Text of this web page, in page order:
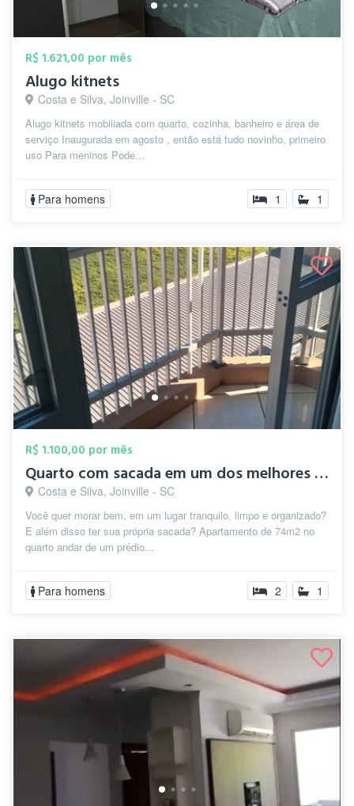
R$ 1.621,00 por mês
Alugo kitnets
Costa e Silva, Joinville - SC
Alugo kitnets mobiliada com quarto, cozinha, banheiro e área de
serviço Inaugurada em agosto , então está tudo novinho, primeiro
uso Para meninos Pode...
Para homens 1 1
R$ 1.100,00 por mês
Quarto com sacada em um dos melhores bai...
Costa e Silva, Joinville - SC
Você quer morar bem, em um lugar tranquilo, limpo e organizado?
E além disso ter sua própria sacada? Apartamento de 74m2 no
quarto andar de um prédio...
Para homens 2 1